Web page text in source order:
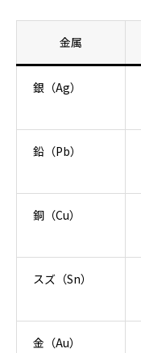
金属
銀（Ag）
鉛（Pb）
銅（Cu）
スズ（Sn）
金（Au）